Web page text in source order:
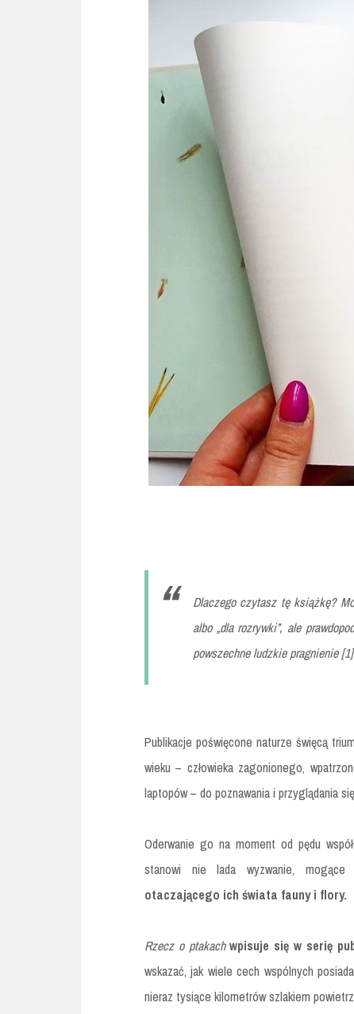
Dlaczego czytasz tę książkę?
albo „dla rozrywki”, ale
powszechne ludzkie pragnienie
Publikacje poświęcone naturze święcą
wieku – człowieka zagonionego,
laptopów – do poznawania i przyglądania
Oderwanie go na moment od pędu
stanowi nie lada wyzwanie, mogące
otaczającego ich świata fauny i flory.
Rzecz o ptakachwpisuje się w serię
wskazać, jak wiele cech wspólnych
nieraz tysiące kilometrów szlakiem